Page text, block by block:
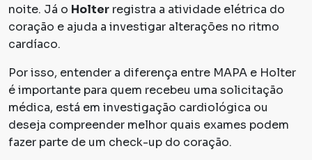
noite. Já o Holter registra a atividade elétrica do
coração e ajuda a investigar alterações no ritmo
cardíaco.
Por isso, entender a diferença entre MAPA e Holter
é importante para quem recebeu uma solicitação
médica, está em investigação cardiológica ou
deseja compreender melhor quais exames podem
fazer parte de um check-up do coração.